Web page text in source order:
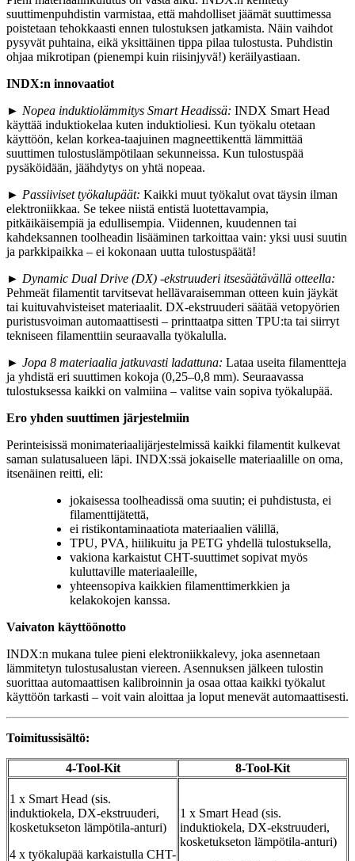
suuttimenpuhdistin varmistaa, että mahdolliset jäämät suuttimessa
poistetaan tehokkaasti ennen tulostuksen jatkamista. Näin vaihdot
pysyvät puhtaina, eikä yksittäinen tippa pilaa tulostusta. Puhdistin
ohjaa mikrotipan (pienempi kuin riisinjyvä!) keräilyastiaan.
INDX:n innovaatiot
► Nopea induktiolämmitys Smart Headissä: INDX Smart Head
käyttää induktiokelaa kuten induktioliesi. Kun työkalu otetaan
käyttöön, kelan korkea-taajuinen magneettikenttä lämmittää
suuttimen tulostuslämpötilaan sekunneissa. Kun tulostuspää
pysäköidään, jäähdytys on yhtä nopeaa.
► Passiiviset työkalupäät: Kaikki muut työkalut ovat täysin ilman
elektroniikkaa. Se tekee niistä entistä luotettavampia,
pitkäikäisempiä ja edullisempia. Viidennen, kuudennen tai
kahdeksannen toolheadin lisääminen tarkoittaa vain: yksi uusi suutin
ja parkkipaikka – ei kokonaan uutta tulostuspäätä!
► Dynamic Dual Drive (DX) -ekstruuderi itsesäätävällä otteella:
Pehmeät filamentit tarvitsevat hellävaraisemman otteen kuin jäykät
tai kuituvahvisteiset materiaalit. DX-ekstruuderi säätää vetopyörien
puristusvoiman automaattisesti – printtaatpa sitten TPU:ta tai siirryt
tekniseen filamenttiin seuraavalla työkalulla.
► Jopa 8 materiaalia jatkuvasti ladattuna: Lataa useita filamentteja
ja yhdistä eri suuttimen kokoja (0,25–0,8 mm). Seuraavassa
tulostuksessa kaikki on valmiina – valitse vain sopiva työkalupää.
Ero yhden suuttimen järjestelmiin
Perinteisissä monimateriaalijärjestelmissä kaikki filamentit kulkevat
saman sulatusalueen läpi. INDX:ssä jokaiselle materiaalille on oma,
itsenäinen reitti, eli:
jokaisessa toolheadissä oma suutin; ei puhdistusta, ei
filamenttijätettä,
ei ristikontaminaatiota materiaalien välillä,
TPU, PVA, hiilikuitu ja PETG yhdellä tulostuksella,
vakiona karkaistut CHT-suuttimet sopivat myös
kuluttaville materiaaleille,
yhteensopiva kaikkien filamenttimerkkien ja
kelakokojen kanssa.
Vaivaton käyttöönotto
INDX:n mukana tulee pieni elektroniikkalevy, joka asennetaan
lämmitetyn tulostusalustan viereen. Asennuksen jälkeen tulostin
suorittaa automaattisen kalibroinnin ja osaa ottaa kaikki työkalut
käyttöön tarkasti – voit vain aloittaa ja loput menevät automaattisesti.
Toimitussisältö:
4-Tool-Kit 8-Tool-Kit
1 x Smart Head (sis.
induktiokela, DX-ekstruuderi,
kosketukseton lämpötila-anturi)
4 x työkalupää karkaistulla CHT-
1 x Smart Head (sis.
induktiokela, DX-ekstruuderi,
kosketukseton lämpötila-anturi)